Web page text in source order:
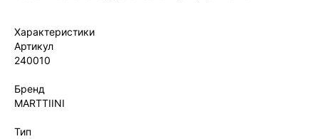
Характеристики
Артикул
240010
Бренд
MARTTIINI
Тип